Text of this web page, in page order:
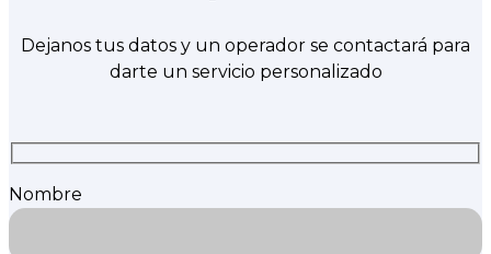
Dejanos tus datos y un operador se contactará para
darte un servicio personalizado
Nombre